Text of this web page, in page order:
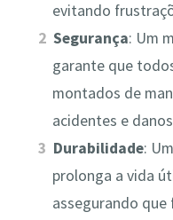
evitando
Segurança: Um
garante que
montados de
acidentes e
Durabilidade:
prolonga a vida
assegurando